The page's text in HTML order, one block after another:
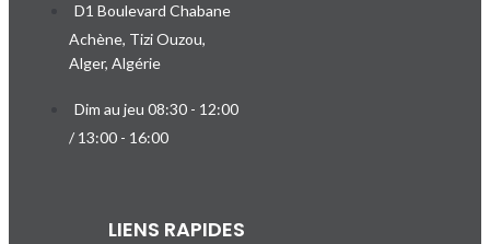
D1 Boulevard Chabane
Achène, Tizi Ouzou,
Alger, Algérie
Dim au jeu 08:30 - 12:00
/ 13:00 - 16:00
LIENS RAPIDES